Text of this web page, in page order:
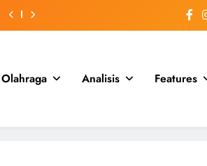
Olahraga Analisis Features